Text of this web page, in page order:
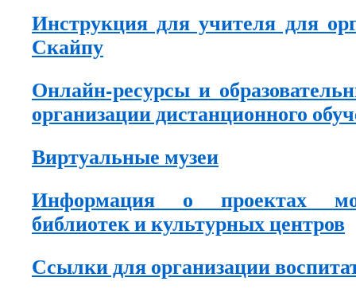
Инструкция для учителя для
Скайпу
Онлайн-ресурсы и
организации дистанционного
Виртуальные музеи
Информация о проектах
библиотек и культурных центров
Ссылки для организации